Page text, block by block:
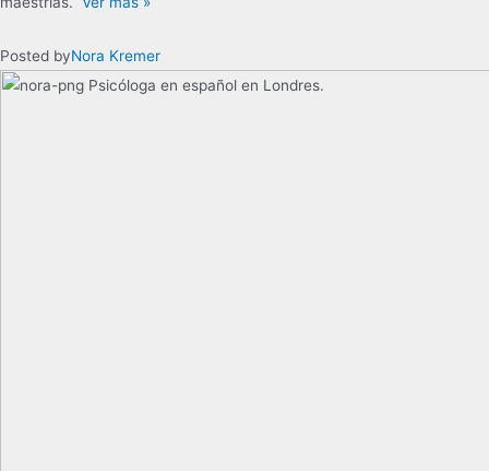
Posted byNora Kremer